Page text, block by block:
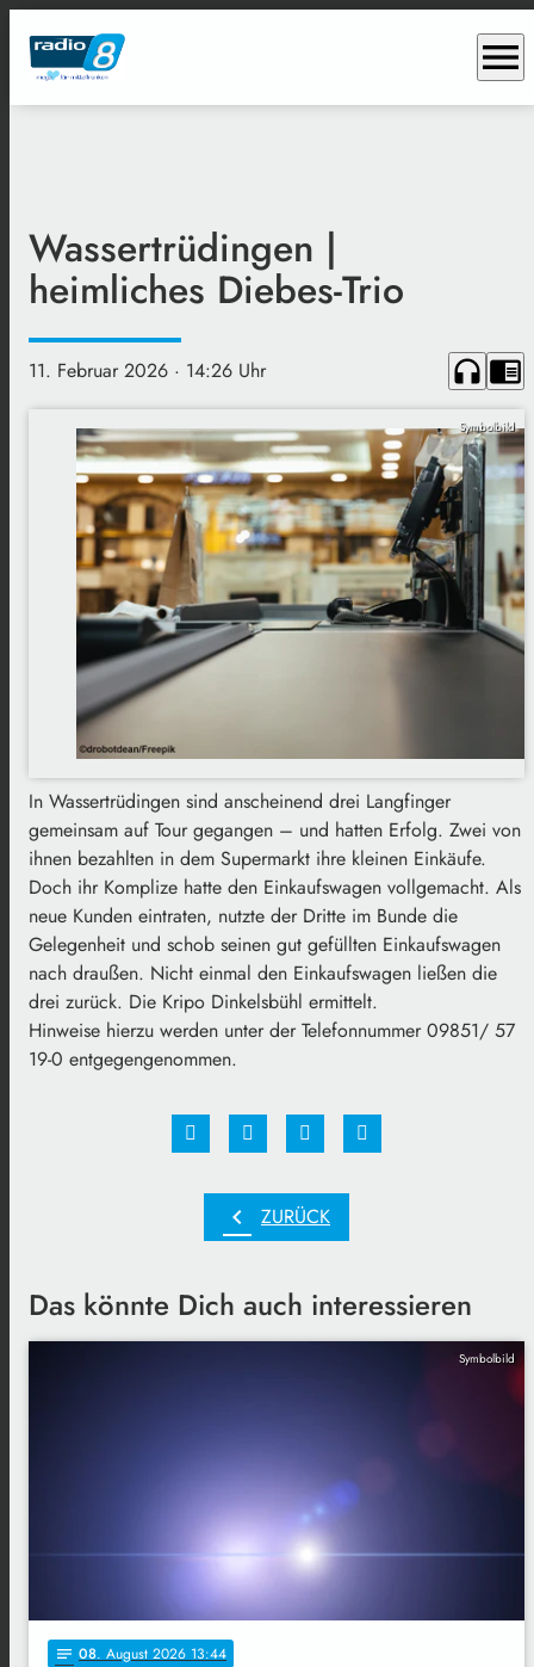
menu
Wassertrüdingen |
heimliches Diebes-Trio
11. Februar 2026 · 14:26 Uhr headphones chrome_reader_mode
Symbolbild
In Wassertrüdingen sind anscheinend drei Langfinger
gemeinsam auf Tour gegangen – und hatten Erfolg. Zwei von
ihnen bezahlten in dem Supermarkt ihre kleinen Einkäufe.
Doch ihr Komplize hatte den Einkaufswagen vollgemacht. Als
neue Kunden eintraten, nutzte der Dritte im Bunde die
Gelegenheit und schob seinen gut gefüllten Einkaufswagen
nach draußen. Nicht einmal den Einkaufswagen ließen die
drei zurück. Die Kripo Dinkelsbühl ermittelt.
Hinweise hierzu werden unter der Telefonnummer 09851/ 57
19-0 entgegengenommen.
chevron_left ZURÜCK
Das könnte Dich auch interessieren
Symbolbild
notes 08. August 2026 13:44